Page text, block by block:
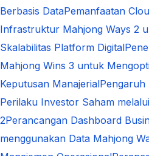
Berbasis DataPemanfaatan
Infrastruktur Mahjong Ways 2
Skalabilitas Platform Digital
Mahjong Wins 3 untuk
Keputusan ManajerialPengaruh
Perilaku Investor Saham
2Perancangan Dashboard
menggunakan Data Mahjong